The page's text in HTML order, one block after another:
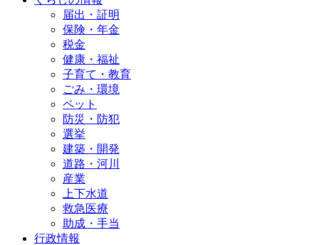
届出・証明
保険・年金
税金
健康・福祉
子育て・教育
ごみ・環境
ペット
防災・防犯
選挙
建築・開発
道路・河川
産業
上下水道
救急医療
助成・手当
行政情報